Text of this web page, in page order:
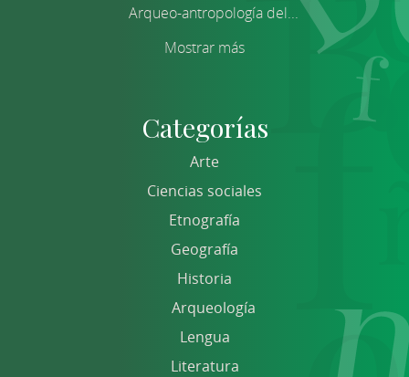
Arqueo-antropología del...
Mostrar más
Categorías
Arte
Ciencias sociales
Etnografía
Geografía
Historia
Arqueología
Lengua
Literatura